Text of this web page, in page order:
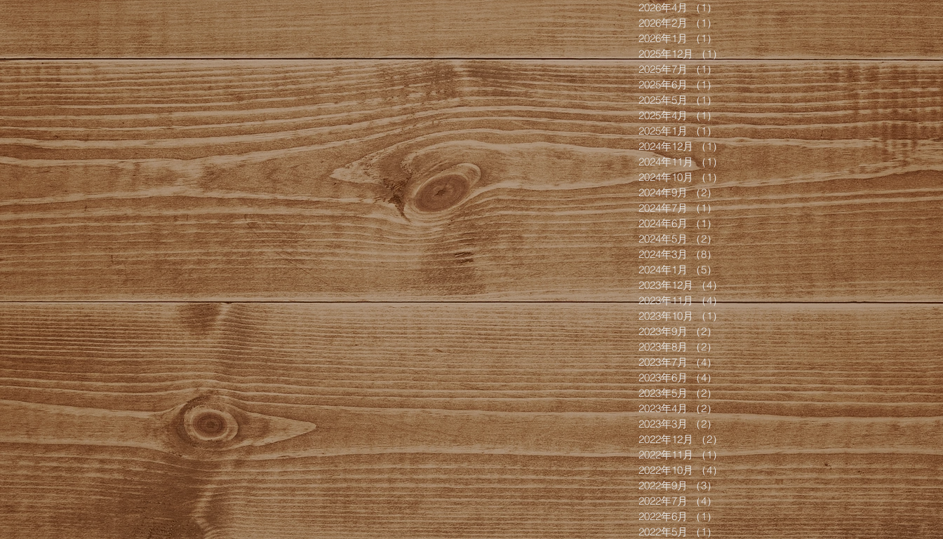
2026年4月 （1）1件の記事
2026年2月 （1）1件の記事
2026年1月 （1）1件の記事
2025年12月 （1）1件の記事
2025年7月 （1）1件の記事
2025年6月 （1）1件の記事
2025年5月 （1）1件の記事
2025年4月 （1）1件の記事
2025年1月 （1）1件の記事
2024年12月 （1）1件の記事
2024年11月 （1）1件の記事
2024年10月 （1）1件の記事
2024年9月 （2）2件の記事
2024年7月 （1）1件の記事
2024年6月 （1）1件の記事
2024年5月 （2）2件の記事
2024年3月 （8）8件の記事
2024年1月 （5）5件の記事
2023年12月 （4）4件の記事
2023年11月 （4）4件の記事
2023年10月 （1）1件の記事
2023年9月 （2）2件の記事
2023年8月 （2）2件の記事
2023年7月 （4）4件の記事
2023年6月 （4）4件の記事
2023年5月 （2）2件の記事
2023年4月 （2）2件の記事
2023年3月 （2）2件の記事
2022年12月 （2）2件の記事
2022年11月 （1）1件の記事
2022年10月 （4）4件の記事
2022年9月 （3）3件の記事
2022年7月 （4）4件の記事
2022年6月 （1）1件の記事
2022年5月 （1）1件の記事